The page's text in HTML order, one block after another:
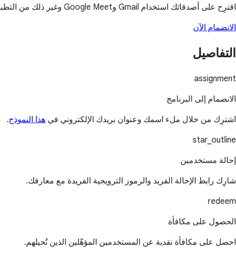
اقترِح على أصدقائك استخدام Gmail وGoogle Meet وغير ذلك من التطبيقات واحصل على مكافأة مقابل كل مستخدم تحيله بنجاح.
الانضمام الآن
التفاصيل
assignment
الانضمام إلى البرنامج
اشترِك من خلال ملء اسمك وعنوان بريدك الإلكتروني في هذا النموذج.
star_outline
إحالة مستخدمين
شارِك رابط الإحالة الفريد والرموز الترويجية الفريدة مع معارفك.
redeem
الحصول على مكافأة
احصل على مكافأة نقدية عن المستخدمين المؤهّلين الذين تُحيلهم.